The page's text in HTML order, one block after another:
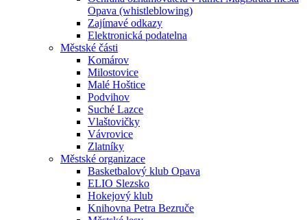
Opava (whistleblowing)
Zajímavé odkazy
Elektronická podatelna
Městské části
Komárov
Milostovice
Malé Hoštice
Podvihov
Suché Lazce
Vlaštovičky
Vávrovice
Zlatníky
Městské organizace
Basketbalový klub Opava
ELIO Slezsko
Hokejový klub
Knihovna Petra Bezruče